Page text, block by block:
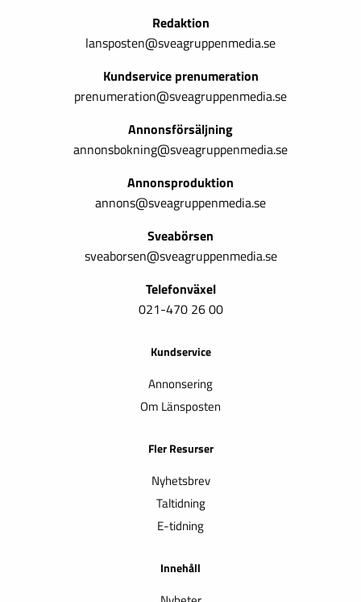
Redaktion
lansposten@sveagruppenmedia.se
Kundservice prenumeration
prenumeration@sveagruppenmedia.se
Annonsförsäljning
annonsbokning@sveagruppenmedia.se
Annonsproduktion
annons@sveagruppenmedia.se
Sveabörsen
sveaborsen@sveagruppenmedia.se
Telefonväxel
021-470 26 00
Kundservice
Annonsering
Om Länsposten
Fler Resurser
Nyhetsbrev
Taltidning
E-tidning
Innehåll